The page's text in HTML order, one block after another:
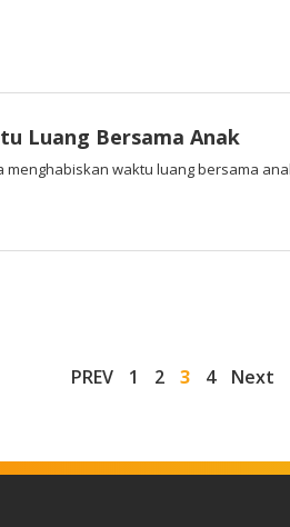
Luang Bersama Anak
waktu luang bersama
PREV 1 2 3 4 Next